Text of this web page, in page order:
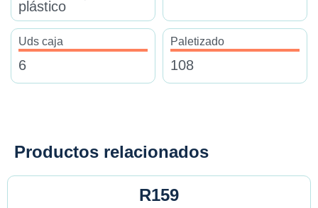
plástico
Uds caja
6
Paletizado
108
Productos relacionados
R159